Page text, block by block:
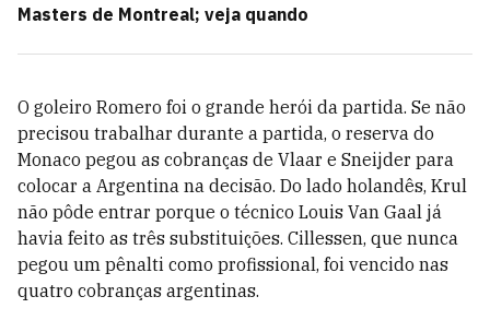
Masters de Montreal; veja quando
O goleiro Romero foi o grande herói da partida. Se não
precisou trabalhar durante a partida, o reserva do
Monaco pegou as cobranças de Vlaar e Sneijder para
colocar a Argentina na decisão. Do lado holandês, Krul
não pôde entrar porque o técnico Louis Van Gaal já
havia feito as três substituições. Cillessen, que nunca
pegou um pênalti como profissional, foi vencido nas
quatro cobranças argentinas.